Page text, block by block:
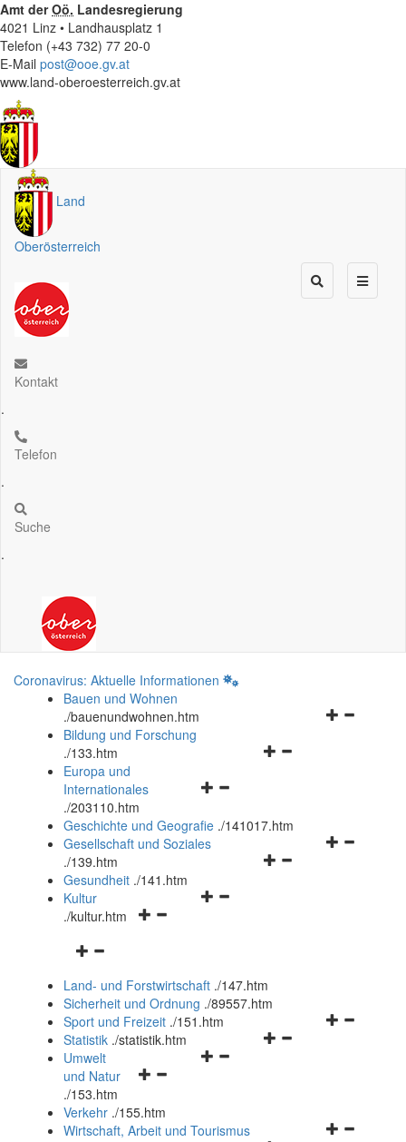
Amt derOö. Landesregierung
4021 Linz • Landhausplatz 1
Telefon (+43 732) 77 20-0
E-Mail post@ooe.gv.at
www.land-oberoesterreich.gv.at
Land
Oberösterreich
Kontakt
.
Telefon
.
Suche
.
Coronavirus: Aktuelle Informationen
Bauen und Wohnen
./bauenundwohnen.htm
Navigationsmenü
Bildung und Forschung
./133.htm
Navigationsmenü
und
schließen
Europa und
Internationales
./203110.htm
Geschichte und Geografie ./141017.htm
Navigationsmenü
Gesellschaft und Soziales
./139.htm
Navigationsmenü
Gesundheit ./141.htm
Navigationsmenü
Kultur
./kultur.htm
Navigationsmenü
und
schließen
Land- und Forstwirtschaft ./147.htm
Sicherheit und Ordnung ./89557.htm
Navigationsmenü
Sport und Freizeit ./151.htm
Navigationsmenü
Statistik ./statistik.htm
Navigationsmenü
und
schließen
Umwelt
und Natur
./153.htm
Verkehr ./155.htm
Wirtschaft, Arbeit und Tourismus